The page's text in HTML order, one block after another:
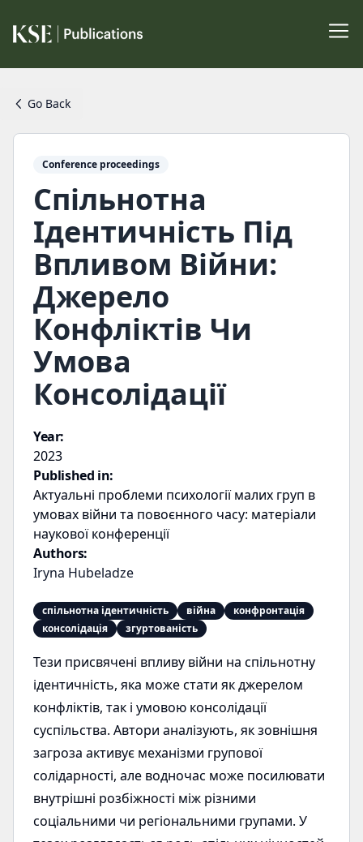
Go Back
Conference proceedings
Спільнотна
Ідентичність Під
Впливом Війни:
Джерело
Конфліктів Чи
Умова
Консолідації
Year:
2023
Published in:
Актуальні проблеми психології малих груп в
умовах війни та повоєнного часу: матеріали
наукової конференції
Authors:
Iryna Hubeladze
спільнотна ідентичність війна
конфронтація
консолідація
згуртованість
Тези присвячені впливу війни на спільнотну
ідентичність, яка може стати як джерелом
конфліктів, так і умовою консолідації
суспільства. Автори аналізують, як зовнішня
загроза активує механізми групової
солідарності, але водночас може посилювати
внутрішні розбіжності між різними
соціальними чи регіональними групами. У